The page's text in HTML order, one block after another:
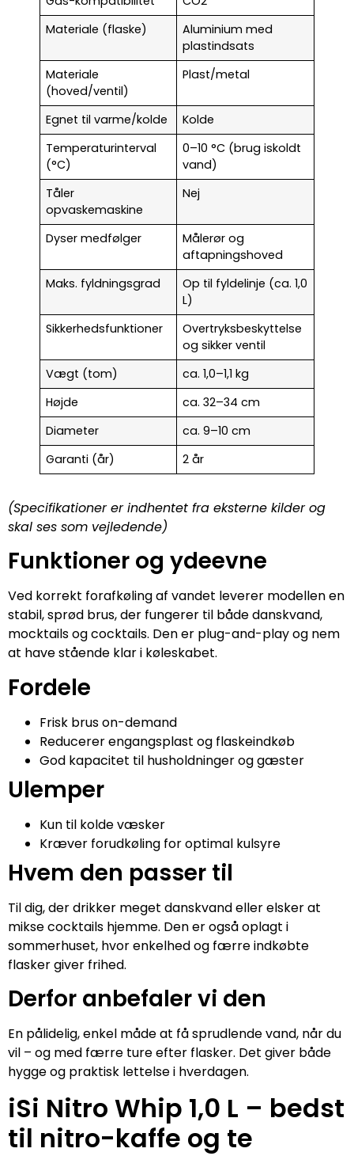
Materiale (flaske)
Aluminium med
plastindsats
Materiale
(hoved/ventil)
Plast/metal
Egnet til varme/kolde
Kolde
Temperaturinterval
(°C)
0–10 °C (brug iskoldt
vand)
Tåler
opvaskemaskine
Nej
Dyser medfølger
Målerør og
aftapningshoved
Maks. fyldningsgrad
Op til fyldelinje (ca. 1,0
L)
Sikkerhedsfunktioner
Overtryksbeskyttelse
og sikker ventil
Vægt (tom)
ca. 1,0–1,1 kg
Højde
ca. 32–34 cm
Diameter
ca. 9–10 cm
Garanti (år)
2 år
(Specifikationer er indhentet fra eksterne kilder og
skal ses som vejledende)
Funktioner og ydeevne
Ved korrekt forafkøling af vandet leverer modellen en
stabil, sprød brus, der fungerer til både danskvand,
mocktails og cocktails. Den er plug-and-play og nem
at have stående klar i køleskabet.
Fordele
Frisk brus on-demand
Reducerer engangsplast og flaskeindkøb
God kapacitet til husholdninger og gæster
Ulemper
Kun til kolde væsker
Kræver forudkøling for optimal kulsyre
Hvem den passer til
Til dig, der drikker meget danskvand eller elsker at
mikse cocktails hjemme. Den er også oplagt i
sommerhuset, hvor enkelhed og færre indkøbte
flasker giver frihed.
Derfor anbefaler vi den
En pålidelig, enkel måde at få sprudlende vand, når du
vil – og med færre ture efter flasker. Det giver både
hygge og praktisk lettelse i hverdagen.
iSi Nitro Whip 1,0 L – bedst
til nitro-kaffe og te